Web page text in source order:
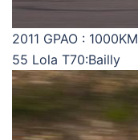
2011 GPAO : 1000KM
55 Lola T70:Bailly